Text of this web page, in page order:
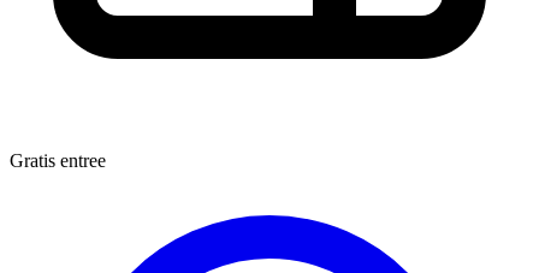
Gratis entree